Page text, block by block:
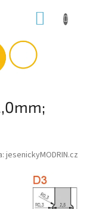
jesenickyMODRIN.cz